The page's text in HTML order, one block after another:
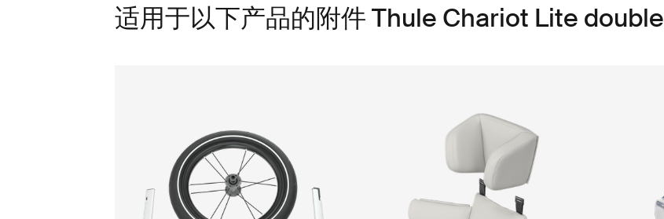
适用于以下产品的附件 Thule Chariot Lite double